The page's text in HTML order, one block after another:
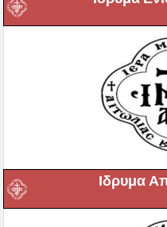
Ιδρυμα